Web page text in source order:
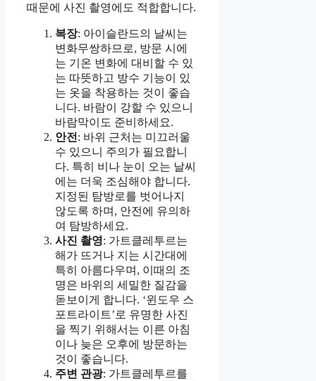
때문에 사진 촬영에도 적합합니다.
복장: 아이슬란드의 날씨는
변화무쌍하므로, 방문 시에
는 기온 변화에 대비할 수 있
는 따뜻하고 방수 기능이 있
는 옷을 착용하는 것이 좋습
니다. 바람이 강할 수 있으니
바람막이도 준비하세요.
안전 : 바위 근처는 미끄러울
수 있으니 주의가 필요합니
다. 특히 비나 눈이 오는 날씨
에는 더욱 조심해야 합니다.
지정된 탐방로를 벗어나지
않도록 하며, 안전에 유의하
여 탐방하세요.
사진 촬영: 가트클레투르는
해가 뜨거나 지는 시간대에
특히 아름다우며, 이때의 조
명은 바위의 세밀한 질감을
돋보이게 합니다. ‘윈도우 스
포트라이트’로 유명한 사진
을 찍기 위해서는 이른 아침
이나 늦은 오후에 방문하는
것이 좋습니다.
주변 관광: 가트클레투르를